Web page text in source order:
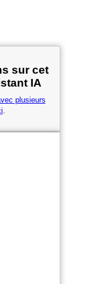
sur cet
IA
plusieurs
.